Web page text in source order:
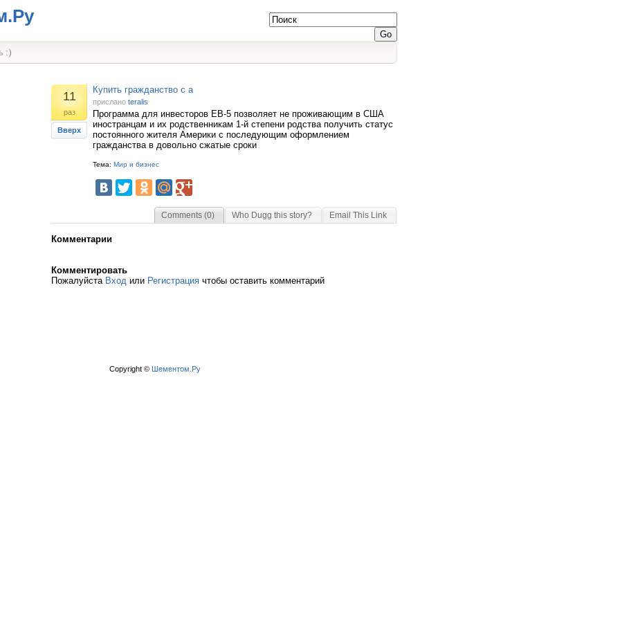
:)
11
раз
Вверх
Купить гражданство с а
прислано teralis
Программа для инвесторов ЕВ-5 позволяет не проживающим в США
иностранцам и их родственникам 1-й степени родства получить статус
постоянного жителя Америки с последующим оформлением
гражданства в довольно сжатые сроки
Тема: Мир и бизнес
Comments (0) Who Dugg this story? Email This Link
Комментарии
Комментировать
Пожалуйста Вход или Регистрация чтобы оставить комментарий
Copyright © Шементом.Ру